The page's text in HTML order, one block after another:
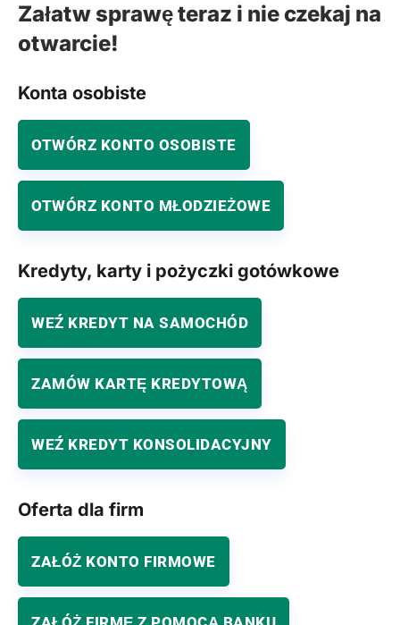
Załatw sprawę teraz i nie czekaj na
otwarcie!
Konta osobiste
OTWÓRZ KONTO OSOBISTE
OTWÓRZ KONTO MŁODZIEŻOWE
Kredyty, karty i pożyczki gotówkowe
WEŹ KREDYT NA SAMOCHÓD
ZAMÓW KARTĘ KREDYTOWĄ
WEŹ KREDYT KONSOLIDACYJNY
Oferta dla firm
ZAŁÓŻ KONTO FIRMOWE